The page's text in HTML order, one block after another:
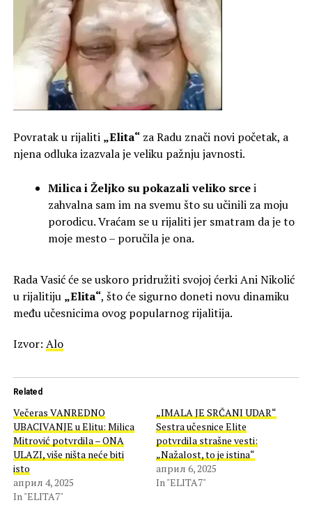
Povratak u rijaliti „Elita“za Radu znači novi početak, a
njena odluka izazvala je veliku pažnju javnosti.
Milica i Željko su pokazali veliko srcei
zahvalna sam im na svemu što su učinili za moju
porodicu. Vraćam se u rijaliti jer smatram da je to
moje mesto – poručila je ona.
Rada Vasić će se uskoro pridružiti svojoj ćerki Ani Nikolić
u rijalitiju „Elita“, što će sigurno doneti novu dinamiku
među učesnicima ovog popularnog rijalitija.
Izvor: Alo
Related
Večeras VANREDNO
UBACIVANJE u Elitu: Milica
Mitrović potvrdila – ONA
ULAZI, više ništa neće biti
isto
април 4, 2025
In "ELITA7"
„IMALA JE SRČANI UDAR“
Sestra učesnice Elite
potvrdila strašne vesti:
„Nažalost, to je istina“
април 6, 2025
In "ELITA7"